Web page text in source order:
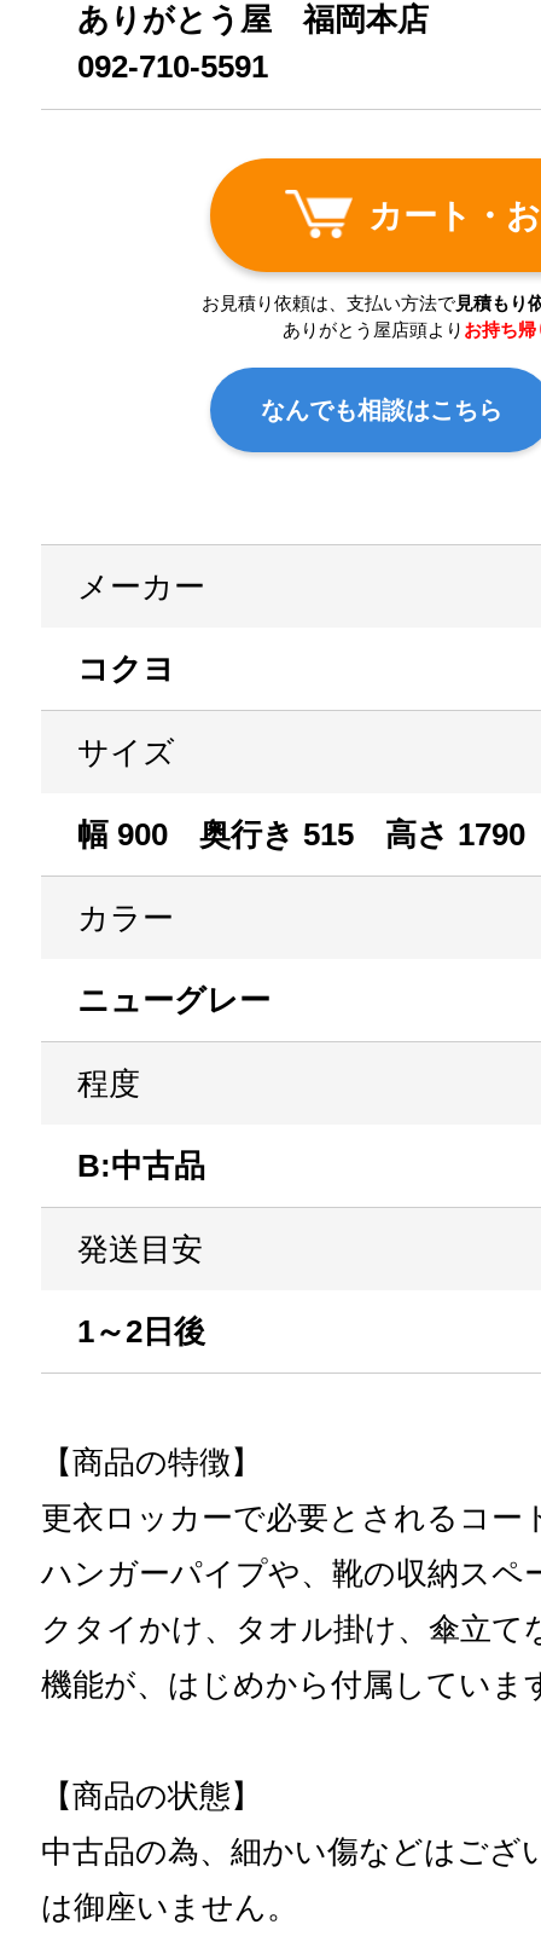
ありがとう屋 福岡本店
092-710-5591
カート・
お見積り依頼は、支払い方法で見積もり
ありがとう屋店頭より お持ち帰
なんでも相談はこちら
メーカー
コクヨ
サイズ
幅 900 奥行き 515 高さ 1790
カラー
ニューグレー
程度
B:中古品
発送目安
1～2日後
【商品の特徴】
更衣ロッカーで必要とされるコ
ハンガーパイプや、靴の収納スペ
クタイかけ、タオル掛け、傘立
機能が、はじめから付属していま
【商品の状態】
中古品の為、細かい傷などはござ
は御座いません。